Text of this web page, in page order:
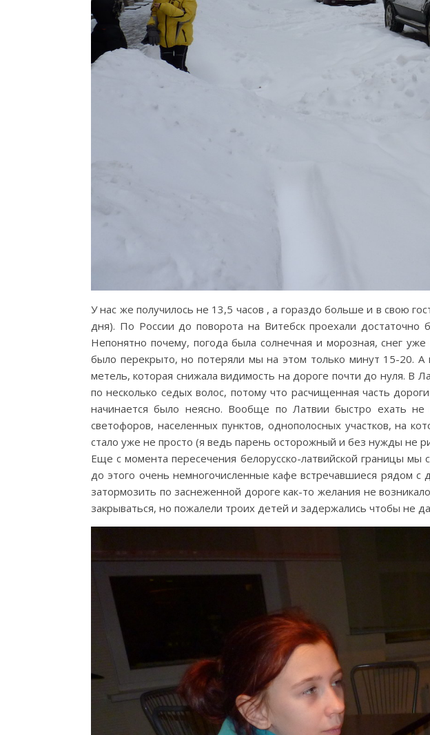
У нас же получилось не 13,5 часов , а гораздо больше и в свою
дня). По России до поворота на Витебск проехали достаточно
Непонятно почему, погода была солнечная и морозная, снег
было перекрыто, но потеряли мы на этом только минут 15-20.
метель, которая снижала видимость на дороге почти до нуля. В
по несколько седых волос, потому что расчищенная часть
начинается было неясно. Вообще по Латвии быстро ехать не
светофоров, населенных пунктов, однополосных участков, на
стало уже не просто (я ведь парень осторожный и без нужды не
Еще с момента пересечения белорусско-латвийской границы мы
до этого очень немногочисленные кафе встречавшиеся рядом с
затормозить по заснеженной дороге как-то желания не
закрываться, но пожалели троих детей и задержались чтобы не